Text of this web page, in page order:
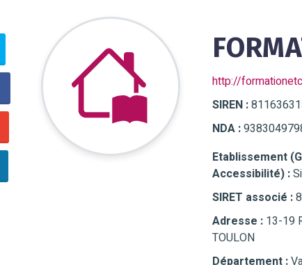
http://
SIREN :
NDA :
Etablissement
Accessibilité) :
SIRET associé :
Adresse : 13-19
TOULON
Département :